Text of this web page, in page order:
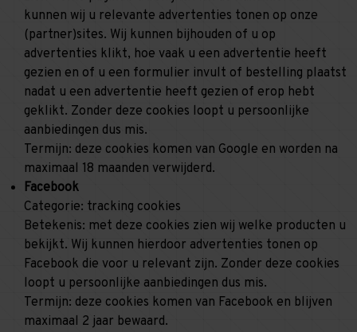
kunnen wij u relevante advertenties tonen op onze
(partner)sites. Wij kunnen bijhouden of u op
advertenties klikt, hoe vaak u een advertentie heeft
gezien en of u een formulier invult of bestelling plaatst
nadat u een advertentie heeft gezien of erop hebt
geklikt. Zonder deze cookies loopt u persoonlijke
aanbiedingen dus mis.
Termijn: deze cookies komen van Google en worden na
maximaal 18 maanden verwijderd.
Facebook
Categorie: tracking cookies
Betekenis: met deze cookies zien wij welke producten u
bekijkt. Wij kunnen hierdoor advertenties tonen op
Facebook die voor u relevant zijn. Zonder deze cookies
loopt u persoonlijke aanbiedingen dus mis.
Termijn: deze cookies komen van Facebook en blijven
maximaal 2 jaar bewaard.